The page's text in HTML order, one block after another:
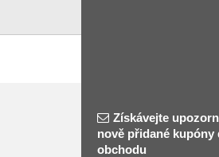
Získávejte
nově přidané kupóny
obchodu